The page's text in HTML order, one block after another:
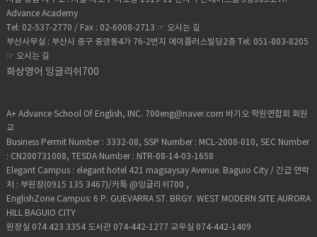
Advance Academy
Tel: 02-537-2770 / Fax : 02-6008-2713 ☞ 오시는 길
부산사무실 : 부산시 중구 중앙동4가 76-2번지 에이플러스빌딩2층 Tel: 051-803-8205
☞ 오시는 길
화상영어 잉글리쉬700
A+ Advance School Of English, INC. 700eng@naver.com 바기오 학원연합회 회원
교
Business Permit Number : 3332-08, SSP Number : MCL-2008-010, SEC Number
: CN200731008, TESDA Number : NTR-08-14-03-1658
Elegant Campus : elegant hotel 421 magsaysay Avenue. Baguio City / 긴급 연락
처 : 부원장(0915 135 3467)/카톡 @잉글리쉬700 ,
EnglishZone Campus: 6 P. GUEVARRA ST. BRGY. WEST MODERN SITE AURORA
HILL BAGUIO CITY
원장실 074 423 3354 도서관 074-442-1277 교무실 074-442-1409